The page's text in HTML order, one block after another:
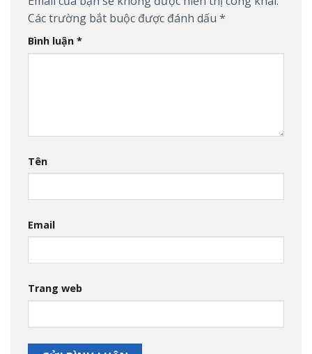
Các trường bắt buộc được đánh dấu *
Bình luận *
Tên
Email
Trang web